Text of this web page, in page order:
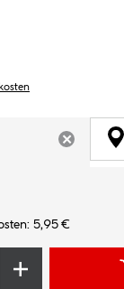
ARTIKEL
5,95 €